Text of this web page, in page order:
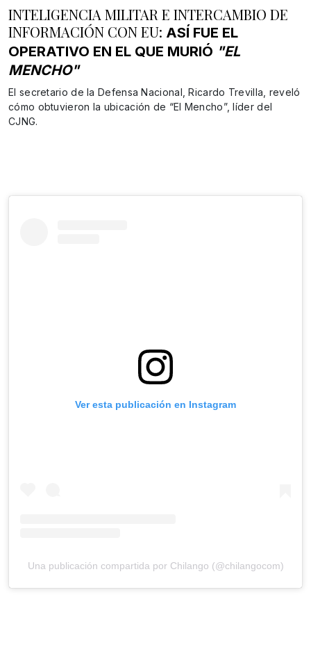
INTELIGENCIA MILITAR E INTERCAMBIO DE
INFORMACIÓN CON EU: ASÍ FUE EL
OPERATIVO EN EL QUE MURIÓ "EL
MENCHO"
El secretario de la Defensa Nacional, Ricardo Trevilla, reveló
cómo obtuvieron la ubicación de “El Mencho”, líder del
CJNG.
Ver esta publicación en Instagram
Una publicación compartida por Chilango (@chilangocom)